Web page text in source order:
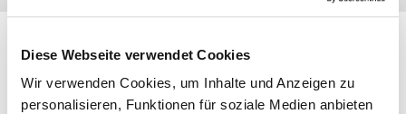
Diese Webseite verwendet Cookies
Wir verwenden Cookies, um Inhalte und Anzeigen zu
personalisieren, Funktionen für soziale Medien anbieten
Thommie Bayer